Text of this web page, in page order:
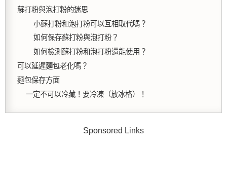
蘇打粉與泡打粉的迷思
小蘇打粉和泡打粉可以互相取代嗎？
如何保存蘇打粉與泡打粉？
如何檢測蘇打粉和泡打粉還能使用？
可以延遲麵包老化嗎？
麵包保存方面
一定不可以冷藏！要冷凍（放冰格）！
Sponsored Links